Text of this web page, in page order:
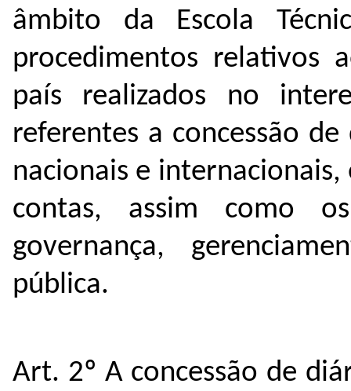
âmbito da Escola
procedimentos relativos
país realizados no
referentes a concessão
nacionais e
contas, assim como
governança,
pública.
Art. 2º A concessão de